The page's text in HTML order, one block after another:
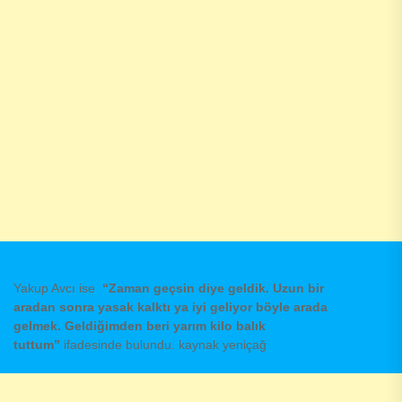
Yakup Avcı ise “Zaman geçsin diye geldik. Uzun bir
aradan sonra yasak kalktı ya iyi geliyor böyle arada
gelmek. Geldiğimden beri yarım kilo balık
tuttum” ifadesinde bulundu. kaynak yeniçağ